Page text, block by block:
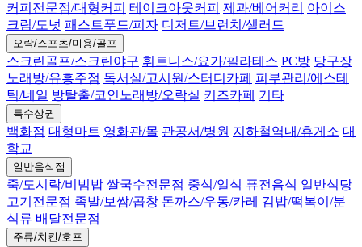
커피전문점/대형커피 테이크아웃커피 제과/베어커리 아이스
크림/도넛 패스트푸드/피자 디저트/브런치/샐러드
오락/스포츠/미용/골프
스크린골프/스크린야구 휘트니스/요가/필라테스 PC방 당구장
노래방/유흥주점 독서실/고시원/스터디카페 피부관리/에스테
틱/네일 방탈출/코인노래방/오락실 키즈카페 기타
특수상권
백화점 대형마트 영화관/몰 관공서/병원 지하철역내/휴게소 대
학교
일반음식점
죽/도시락/비빔밥 쌀국수전문점 중식/일식 퓨전음식 일반식당
고기전문점 족발/보쌈/곱창 돈까스/우동/카레 김밥/떡복이/분
식류 배달전문점
주류/치킨/호프